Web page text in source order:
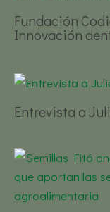
Fundación
Innovación
Entrevista a